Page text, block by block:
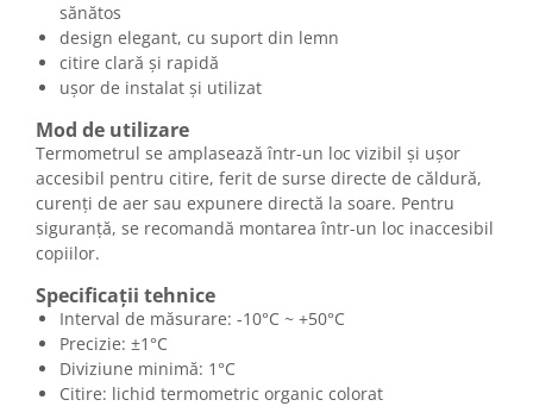
sănătos
design elegant, cu suport din lemn
citire clară și rapidă
ușor de instalat și utilizat
Mod de utilizare
Termometrul se amplasează într-un loc vizibil și ușor
accesibil pentru citire, ferit de surse directe de căldură,
curenți de aer sau expunere directă la soare. Pentru
siguranță, se recomandă montarea într-un loc inaccesibil
copiilor.
Specificații tehnice
Interval de măsurare: -10°C ~ +50°C
Precizie: ±1°C
Diviziune minimă: 1°C
Citire: lichid termometric organic colorat